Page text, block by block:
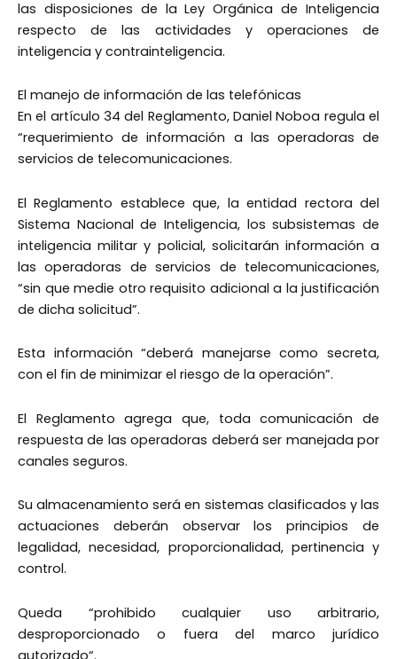
las disposiciones de la Ley Orgánica de Inteligencia
respecto de las actividades y operaciones de
inteligencia y contrainteligencia.
El manejo de información de las telefónicas
En el artículo 34 del Reglamento, Daniel Noboa regula el
“requerimiento de información a las operadoras de
servicios de telecomunicaciones.
El Reglamento establece que, la entidad rectora del
Sistema Nacional de Inteligencia, los subsistemas de
inteligencia militar y policial, solicitarán información a
las operadoras de servicios de telecomunicaciones,
“sin que medie otro requisito adicional a la justificación
de dicha solicitud”.
Esta información “deberá manejarse como secreta,
con el fin de minimizar el riesgo de la operación”.
El Reglamento agrega que, toda comunicación de
respuesta de las operadoras deberá ser manejada por
canales seguros.
Su almacenamiento será en sistemas clasificados y las
actuaciones deberán observar los principios de
legalidad, necesidad, proporcionalidad, pertinencia y
control.
Queda “prohibido cualquier uso arbitrario,
desproporcionado o fuera del marco jurídico
autorizado“.